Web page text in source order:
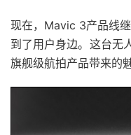
现在，Mavic 3产品线
到了用户身边。这台无
旗舰级航拍产品带来的魅